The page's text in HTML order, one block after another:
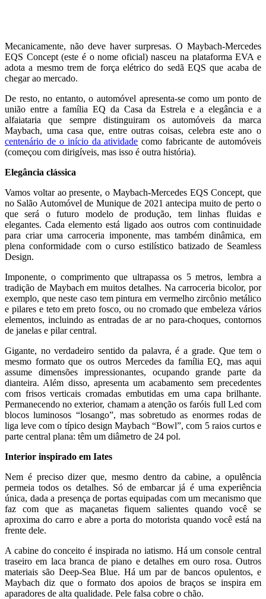
Mecanicamente, não deve haver surpresas. O Maybach-Mercedes
EQS Concept (este é o nome oficial) nasceu na plataforma EVA e
adota a mesmo trem de força elétrico do sedã EQS que acaba de
chegar ao mercado.
De resto, no entanto, o automóvel apresenta-se como um ponto de
união entre a família EQ da Casa da Estrela e a elegância e a
alfaiataria que sempre distinguiram os automóveis da marca
Maybach, uma casa que, entre outras coisas, celebra este ano o
centenário de o início da atividade como fabricante de automóveis
(começou com dirigíveis, mas isso é outra história).
Elegância clássica
Vamos voltar ao presente, o Maybach-Mercedes EQS Concept, que
no Salão Automóvel de Munique de 2021 antecipa muito de perto o
que será o futuro modelo de produção, tem linhas fluidas e
elegantes. Cada elemento está ligado aos outros com continuidade
para criar uma carroceria imponente, mas também dinâmica, em
plena conformidade com o curso estilístico batizado de Seamless
Design.
Imponente, o comprimento que ultrapassa os 5 metros, lembra a
tradição de Maybach em muitos detalhes. Na carroceria bicolor, por
exemplo, que neste caso tem pintura em vermelho zircônio metálico
e pilares e teto em preto fosco, ou no cromado que embeleza vários
elementos, incluindo as entradas de ar no para-choques, contornos
de janelas e pilar central.
Gigante, no verdadeiro sentido da palavra, é a grade. Que tem o
mesmo formato que os outros Mercedes da família EQ, mas aqui
assume dimensões impressionantes, ocupando grande parte da
dianteira. Além disso, apresenta um acabamento sem precedentes
com frisos verticais cromadas embutidas em uma capa brilhante.
Permanecendo no exterior, chamam a atenção os faróis full Led com
blocos luminosos “losango”, mas sobretudo as enormes rodas de
liga leve com o típico design Maybach “Bowl”, com 5 raios curtos e
parte central plana: têm um diâmetro de 24 pol.
Interior inspirado em Iates
Nem é preciso dizer que, mesmo dentro da cabine, a opulência
permeia todos os detalhes. Só de embarcar já é uma experiência
única, dada a presença de portas equipadas com um mecanismo que
faz com que as maçanetas fiquem salientes quando você se
aproxima do carro e abre a porta do motorista quando você está na
frente dele.
A cabine do conceito é inspirada no iatismo. Há um console central
traseiro em laca branca de piano e detalhes em ouro rosa. Outros
materiais são Deep-Sea Blue. Há um par de bancos opulentos, e
Maybach diz que o formato dos apoios de braços se inspira em
aparadores de alta qualidade. Pele falsa cobre o chão.